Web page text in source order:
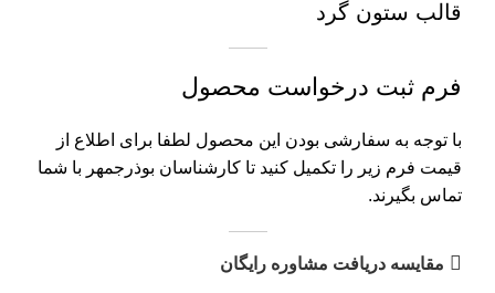
قالب ستون گرد
فرم ثبت درخواست محصول
با توجه به سفارشی بودن این محصول لطفا برای اطلاع از
قیمت فرم زیر را تکمیل کنید تا کارشناسان بوذرجمهر با شما
تماس بگیرند.
مقایسه دریافت مشاوره رایگان